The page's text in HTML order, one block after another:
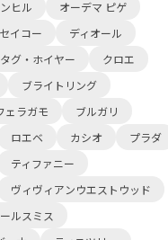
ヒル
オーデマ ピゲ
セイコー
ディオール
タグ・ホイヤー
クロエ
ブライトリング
ェラガモ
ブルガリ
ロエベ カシオ
プラダ
ティファニー
ヴィヴィアンウエストウッド
ルスミス